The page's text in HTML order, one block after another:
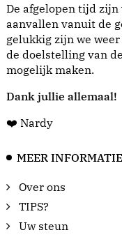
De afgelopen tijd zijn
aanvallen vanuit de
gelukkig zijn we
de doelstelling van
mogelijk maken.
Dank jullie allemaal!
❤️ Nardy
MEER INFORMATIE
Over ons
TIPS?
Uw steun